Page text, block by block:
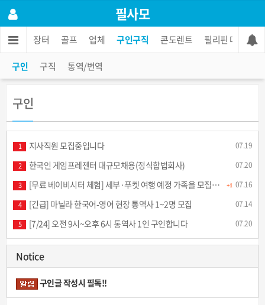
필사모
재능 장터 골프 업체 구인구직 콘도렌트 필리핀 마사지
구인 구직 통역/번역
구인
07.19
1 지사직원 모집중입니다
07.20
2 한국인 게임프레젠터 대규모채용(정식합법회사)
+1 07.16
3 [무료 베이비시터 체험] 세부·푸켓 여행 예정 가족을 모집합니다
07.14
4 [긴급] 마닐라 한국어-영어 현장 통역사 1~2명 모집
07.20
5 [7/24] 오전 9시~오후 6시 통역사 1인 구인합니다
Notice
구인글 작성시 필독!!